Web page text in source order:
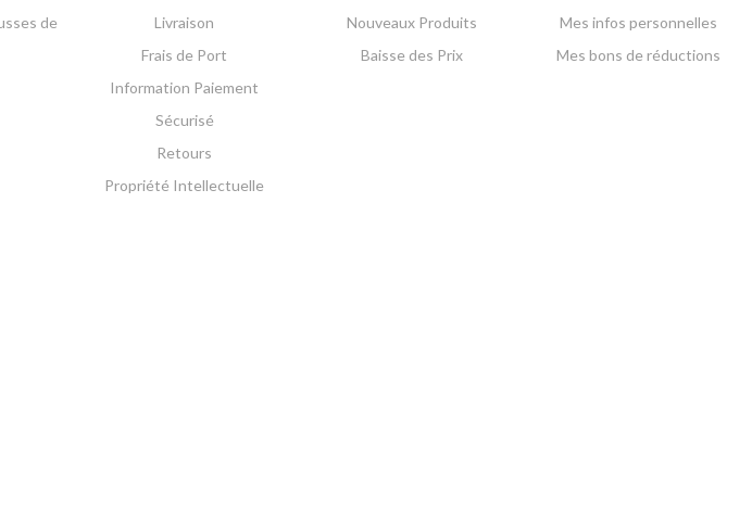
de
Livraison
Frais de Port
Information Paiement
Sécurisé
Retours
Propriété Intellectuelle
Nouveaux Produits
Baisse des Prix
Mes infos personnelles
Mes bons de réductions